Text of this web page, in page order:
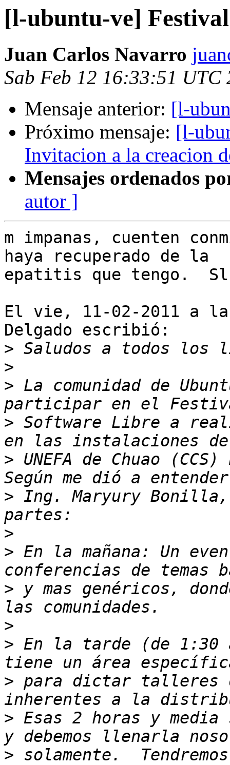
[l-ubuntu-ve]
Juan Carlos Navarro
Sab Feb 12 16:33:51 UTC
Mensaje anterior: [l-
Próximo mensaje: [l-
Invitacion a la creacion
Mensajes ordenados
autor ]
m impanas, cuenten
haya recuperado de la
epatitis que tengo.
El vie, 11-02-2011 a
Delgado escribió:
>
>
> La comunidad de
> Software Libre a
> UNEFA de Chuao
> Ing. Maryury
>
> En la mañana: Un
> y mas genéricos,
>
> En la tarde (de 1:30
> para dictar talleres
> Esas 2 horas y media
> solamente.